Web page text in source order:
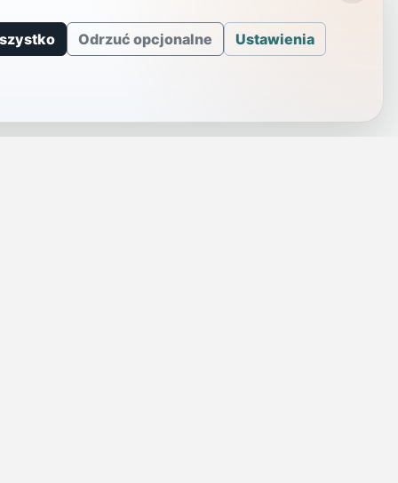
Odrzuć opcjonalne Ustawienia